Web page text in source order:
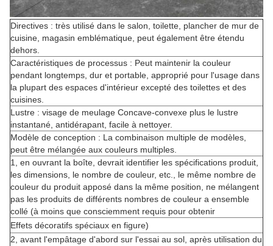
Directives : très utilisé dans le salon, toilette, plancher de mur de
cuisine, magasin emblématique, peut également être étendu
dehors.
Caractéristiques de processus : Peut maintenir la couleur
pendant longtemps, dur et portable, approprié pour l'usage dans
la plupart des espaces d'intérieur excepté des toilettes et des
cuisines.
Lustre : visage de meulage Concave-convexe plus le lustre
instantané, antidérapant, facile à nettoyer.
Modèle de conception : La combinaison multiple de modèles,
peut être mélangée aux couleurs multiples.
1, en ouvrant la boîte, devrait identifier les spécifications produit,
les dimensions, le nombre de couleur, etc., le même nombre de
couleur du produit apposé dans la même position, ne mélangent
pas les produits de différents nombres de couleur a ensemble
collé (à moins que consciemment requis pour obtenir
Effets décoratifs spéciaux en figure)
2, avant l'empâtage d'abord sur l'essai au sol, après utilisation du